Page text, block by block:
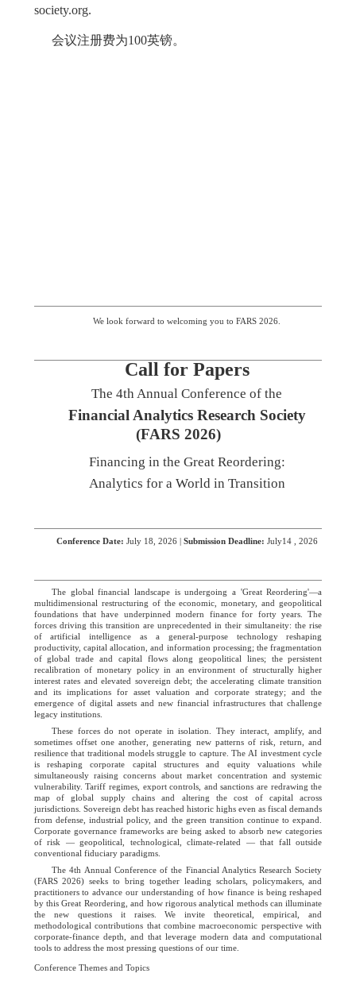
society.org.
会议注册费为100英镑。
We look forward to welcoming you to FARS 2026.
Call for Papers
The 4th Annual Conference of the
Financial Analytics Research Society
(FARS 2026)
Financing in the Great Reordering:
Analytics for a World in Transition
Conference Date: July 18, 2026 | Submission Deadline: July14 , 2026
The global financial landscape is undergoing a 'Great Reordering'—a
multidimensional restructuring of the economic, monetary, and geopolitical
foundations that have underpinned modern finance for forty years. The
forces driving this transition are unprecedented in their simultaneity: the rise
of artificial intelligence as a general-purpose technology reshaping
productivity, capital allocation, and information processing; the fragmentation
of global trade and capital flows along geopolitical lines; the persistent
recalibration of monetary policy in an environment of structurally higher
interest rates and elevated sovereign debt; the accelerating climate transition
and its implications for asset valuation and corporate strategy; and the
emergence of digital assets and new financial infrastructures that challenge
legacy institutions.
These forces do not operate in isolation. They interact, amplify, and
sometimes offset one another, generating new patterns of risk, return, and
resilience that traditional models struggle to capture. The AI investment cycle
is reshaping corporate capital structures and equity valuations while
simultaneously raising concerns about market concentration and systemic
vulnerability. Tariff regimes, export controls, and sanctions are redrawing the
map of global supply chains and altering the cost of capital across
jurisdictions. Sovereign debt has reached historic highs even as fiscal demands
from defense, industrial policy, and the green transition continue to expand.
Corporate governance frameworks are being asked to absorb new categories
of risk — geopolitical, technological, climate-related — that fall outside
conventional fiduciary paradigms.
The 4th Annual Conference of the Financial Analytics Research Society
(FARS 2026) seeks to bring together leading scholars, policymakers, and
practitioners to advance our understanding of how finance is being reshaped
by this Great Reordering, and how rigorous analytical methods can illuminate
the new questions it raises. We invite theoretical, empirical, and
methodological contributions that combine macroeconomic perspective with
corporate-finance depth, and that leverage modern data and computational
tools to address the most pressing questions of our time.
Conference Themes and Topics